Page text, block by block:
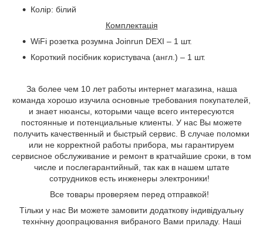
Колір: білий
Комплектація
WiFi розетка розумна Joinrun DEXI – 1 шт.
Короткий посібник користувача (англ.) – 1 шт.
За более чем 10 лет работы интернет магазина, наша
команда хорошо изучила основные требования покупателей,
и знает нюансы, которыми чаще всего интересуются
постоянные и потенциальные клиенты. У нас Вы можете
получить качественный и быстрый сервис. В случае поломки
или не корректной работы прибора, мы гарантируем
сервисное обслуживание и ремонт в кратчайшие сроки, в том
числе и послегарантийный, так как в нашем штате
сотрудников есть инженеры электроники!
Все товары проверяем перед отправкой!
Тільки у нас Ви можете замовити додаткову індивідуальну
технічну доопрацювання вибраного Вами приладу. Наші